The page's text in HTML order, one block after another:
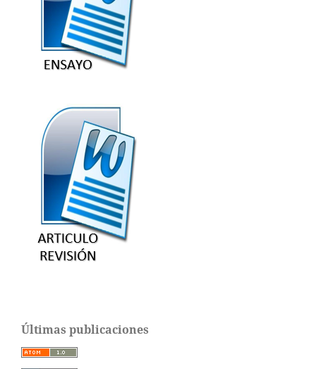
Últimas publicaciones